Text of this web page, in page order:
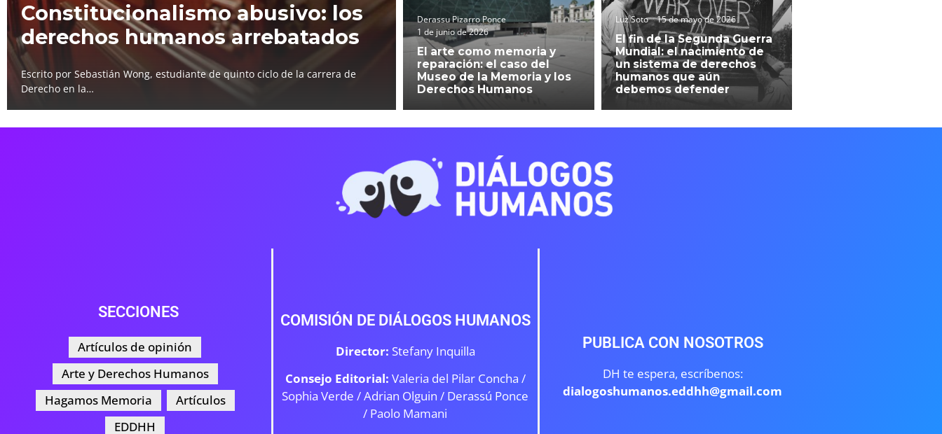
Constitucionalismo abusivo: los
derechos humanos arrebatados
Escrito por Sebastián Wong, estudiante de quinto ciclo de la carrera de
Derecho en la…
Derassu Pizarro Ponce
1 de junio de 2026
El arte como memoria y
reparación: el caso del
Museo de la Memoria y los
Derechos Humanos
Luz Soto 15 de mayo de 2026
El fin de la Segunda Guerra
Mundial: el nacimiento de
un sistema de derechos
humanos que aún
debemos defender
SECCIONES
Artículos de opinión
Arte y Derechos Humanos
Hagamos Memoria
Artículos
EDDHH
COMISIÓN DE DIÁLOGOS HUMANOS
Director: Stefany Inquilla
Consejo Editorial: Valeria del Pilar Concha /
Sophia Verde /Adrian Olguin / Derassú Ponce
/ Paolo Mamani
PUBLICA CON NOSOTROS
DH te espera, escríbenos:
dialogoshumanos.eddhh@gmail.com